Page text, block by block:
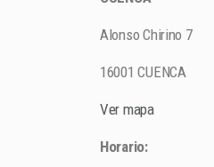
Alonso Chirino 7
16001 CUENCA
Ver mapa
Horario: